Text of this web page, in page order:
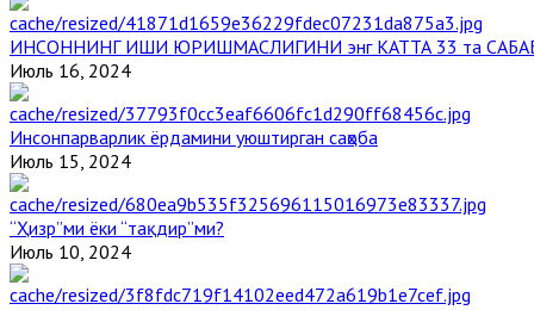
ИНСОННИНГ ИШИ ЮРИШМАСЛИГИНИ энг КАТТА 33 та
Июль 16, 2024
Инсонпарварлик ёрдамини уюштирган саҳоба
Июль 15, 2024
“Ҳизр”ми ёки “тақдир”ми?
Июль 10, 2024